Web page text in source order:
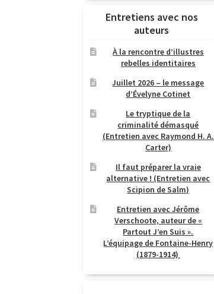
Entretiens avec nos
auteurs
À la rencontre d’illustres
rebelles identitaires
Juillet 2026 – le message
d’Évelyne Cotinet
Le tryptique de la
criminalité démasqué
(Entretien avec Raymond H. A.
Carter)
Il faut préparer la vraie
alternative ! (Entretien avec
Scipion de Salm)
Entretien avec Jérôme
Verschoote, auteur de «
Partout J’en Suis ».
L’équipage de Fontaine-Henry
(1879-1914)